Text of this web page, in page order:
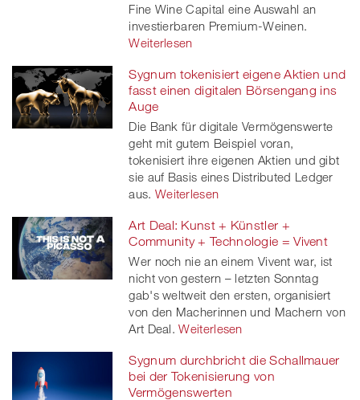
Fine Wine Capital eine Auswahl an
investierbaren Premium-Weinen.
Weiterlesen
Sygnum tokenisiert eigene Aktien und
fasst einen digitalen Börsengang ins
Auge
Die Bank für digitale Vermögenswerte
geht mit gutem Beispiel voran,
tokenisiert ihre eigenen Aktien und gibt
sie auf Basis eines Distributed Ledger
aus. Weiterlesen
Art Deal: Kunst + Künstler +
Community + Technologie = Vivent
Wer noch nie an einem Vivent war, ist
nicht von gestern – letzten Sonntag
gab's weltweit den ersten, organisiert
von den Macherinnen und Machern von
Art Deal. Weiterlesen
Sygnum durchbricht die Schallmauer
bei der Tokenisierung von
Vermögenswerten